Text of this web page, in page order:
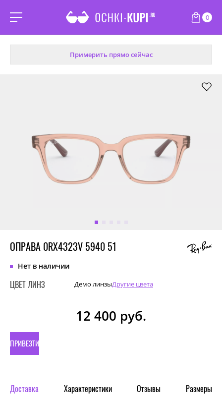
0
Примерить прямо сейчас
ОПРАВА 0RX4323V 5940 51
Нет в наличии
ЦВЕТ ЛИНЗ Демо линзыДругие цвета
12 400 руб.
ПРИВЕЗТИ
ЗАКАЗ
Доставка Характеристики Отзывы Размеры